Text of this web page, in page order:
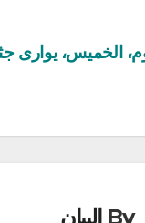
الخميس، يوارى
By البيان